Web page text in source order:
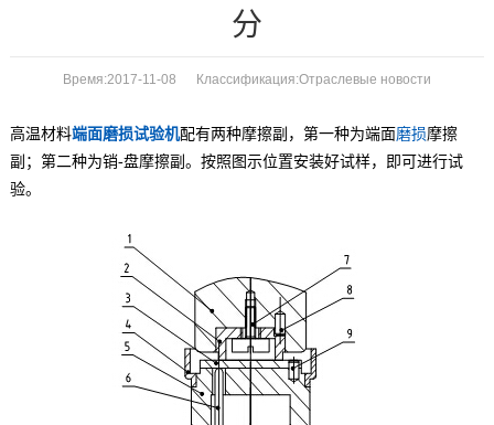
分
Время:2017-11-08 Классификация:Отраслевые новости
高温材料端面磨损试验机配有两种摩擦副，第一种为端面磨损摩擦
副；第二种为销-盘摩擦副。按照图示位置安装好试样，即可进行试
验。